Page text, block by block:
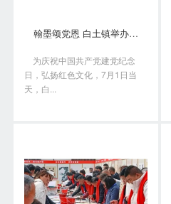
翰墨颂党恩 白土镇举办书画笔会庆“七一”
为庆祝中国共产党建党纪念
日，弘扬红色文化，7月1日当
天，白...